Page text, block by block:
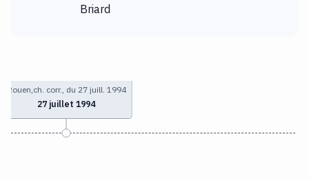
Briard
Rouen,ch. corr., du 27 juill. 1994
27 juillet 1994